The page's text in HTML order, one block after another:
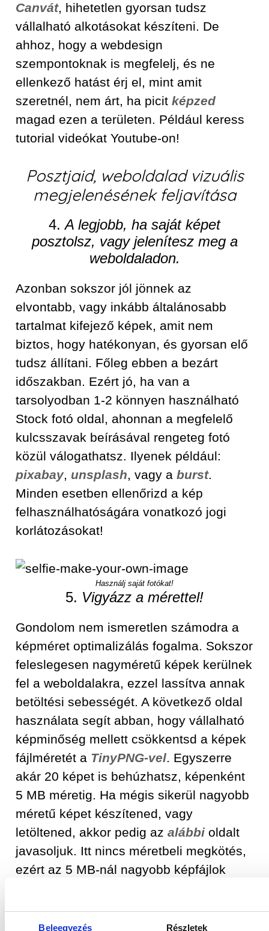
Beleegyezés Részletek
Canvát, hihetetlen gyorsan tudsz
vállalható alkotásokat készíteni. De
ahhoz, hogy a webdesign
szempontoknak is megfelelj, és ne
ellenkező hatást érj el, mint amit
szeretnél, nem árt, ha picitképzed
magad ezen a területen. Például keress
tutorial videókat Youtube-on!
Posztjaid, weboldalad vizuális
megjelenésének feljavítása
4.A legjobb, ha saját képet
posztolsz, vagy jelenítesz meg a
weboldaladon.
Azonban sokszor jól jönnek az
elvontabb, vagy inkább általánosabb
tartalmat kifejező képek, amit nem
biztos, hogy hatékonyan, és gyorsan elő
tudsz állítani. Főleg ebben a bezárt
időszakban. Ezért jó, ha van a
tarsolyodban 1-2 könnyen használható
Stock fotó oldal, ahonnan a megfelelő
kulcsszavak beírásával rengeteg fotó
közül válogathatsz. Ilyenek például:
pixabay, unsplash, vagy aburst.
Minden esetben ellenőrizd a kép
felhasználhatóságára vonatkozó jogi
korlátozásokat!
Használj saját fotókat!
5. Vigyázz a mérettel!
Gondolom nem ismeretlen számodra a
képméret optimalizálás fogalma. Sokszor
feleslegesen nagyméretű képek kerülnek
fel a weboldalakra, ezzel lassítva annak
betöltési sebességét. A következő oldal
használata segít abban, hogy vállalható
képminőség mellett csökkentsd a képek
fájlméretét a TinyPNG-vel . Egyszerre
akár 20 képet is behúzhatsz, képenként
5 MB méretig. Ha mégis sikerül nagyobb
méretű képet készítened, vagy
letöltened, akkor pedig azalábbi oldalt
javasoljuk. Itt nincs méretbeli megkötés,
ezért az 5 MB-nál nagyobb képfájlok
használsz az oldalon, akkor hatalmas